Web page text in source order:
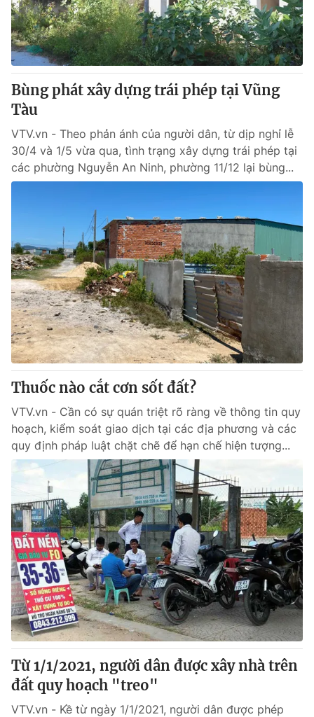
Bùng phát xây dựng trái phép tại Vũng
Tàu
VTV.vn - Theo phản ánh của người dân, từ dịp nghỉ lễ
30/4 và 1/5 vừa qua, tình trạng xây dựng trái phép tại
các phường Nguyễn An Ninh, phường 11/12 lại bùng...
Thuốc nào cắt cơn sốt đất?
VTV.vn - Cần có sự quán triệt rõ ràng về thông tin quy
hoạch, kiểm soát giao dịch tại các địa phương và các
quy định pháp luật chặt chẽ để hạn chế hiện tượng...
Từ 1/1/2021, người dân được xây nhà trên
đất quy hoạch "treo"
VTV.vn - Kề từ ngày 1/1/2021, người dân được phép